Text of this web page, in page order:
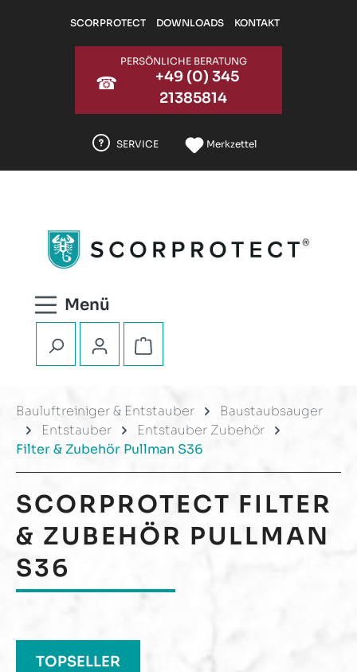
Zum Hauptinhalt springen
SCORPROTECT DOWNLOADS KONTAKT
☎
PERSÖNLICHE BERATUNG
+49 (0) 345
21385814
SERVICE Merkzettel
Warenkorb enthält 0
Bauluftreiniger & Entstauber
Baustaubsauger
Entstauber
Entstauber Zubehör
Filter & Zubehör Pullman S36
SCORPROTECT FILTER
& ZUBEHÖR PULLMAN
S36
TOPSELLER